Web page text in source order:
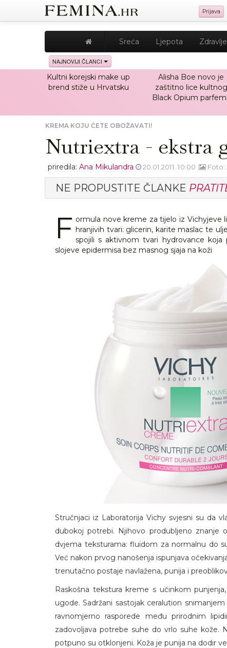
Prijava
Sreća Ljepota Zdravlje
NAJNOVIJI ČLANCI
Kultni korejski make up
brend stiže u Hrvatsku
Alisha Boe novo je
zaštitno lice kultnog
Black Opium
KREMA KOJU ĆETE OBOŽAVATI!
Nutriextra - ekstra
priredila: Ana Mikulandra 20.01.2011. 10:00 Foto:
NE PROPUSTITE ČLANKE
F ormula nove kreme za tijelo iz Vichyjeve
hranjivih tvari: glicerin, karite maslac te
spojili s aktivnom tvari hydrovance
slojeve epidermisa bez masnog sjaja na koži
Stručnjaci iz Laboratorija Vichy svjesni su da
dubokoj potrebi. Njihovo produbljeno znanje
dvjema teksturama: fluidom za normalnu do
Već nakon prvog nanošenja ispunjava
trenutačno postaje navlažena, punija i
Raskošna tekstura kreme s učinkom
ugode. Sadržani sastojak ceralution
ravnomjerno rasporede među prirodnim
zadovoljava potrebe suhe do vrlo suhe kože.
potpuno su otklonjeni. Koža je punija na dodir